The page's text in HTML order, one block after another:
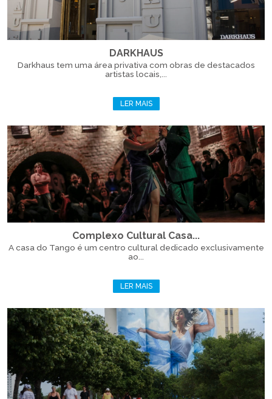
DARKHAUS
Darkhaus tem uma área privativa com obras de destacados
artistas locais,...
LER MAIS
Complexo Cultural Casa...
A casa do Tango é um centro cultural dedicado exclusivamente
ao...
LER MAIS